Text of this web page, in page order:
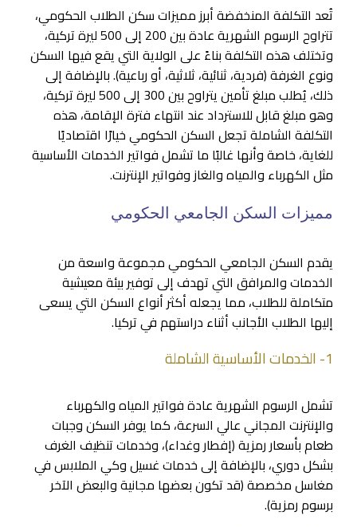
تُعد التكلفة المنخفضة أبرز مميزات سكن الطلاب الحكومي،
تتراوح الرسوم الشهرية عادة بين 200 إلى 500 ليرة تركية،
وتختلف هذه التكلفة بناءً على الولاية التي يقع فيها السكن
ونوع الغرفة (فردية، ثنائية، ثلاثية، أو رباعية). بالإضافة إلى
ذلك، يُطلب مبلغ تأمين يتراوح بين 300 إلى 500 ليرة تركية،
وهو مبلغ قابل للاسترداد عند انتهاء فترة الإقامة، هذه
التكلفة الشاملة تجعل السكن الحكومي خيارًا اقتصاديًا
للغاية، خاصة وأنها غالبًا ما تشمل فواتير الخدمات الأساسية
مثل الكهرباء والمياه والغاز وفواتير الإنترنت.
مميزات السكن الجامعي الحكومي
يقدم السكن الجامعي الحكومي مجموعة واسعة من
الخدمات والمرافق التي تهدف إلى توفير بيئة معيشية
متكاملة للطلاب، مما يجعله أكثر أنواع السكن التي يسعى
إليها الطلاب الأجانب أثناء دراستهم في تركيا.
1- الخدمات الأساسية الشاملة
تشمل الرسوم الشهرية عادة فواتير المياه والكهرباء
والإنترنت المجاني عالي السرعة، كما يوفر السكن وجبات
طعام بأسعار رمزية (إفطار وغداء)، وخدمات تنظيف الغرف
بشكل دوري، بالإضافة إلى خدمات غسيل وكي الملابس في
مغاسل مخصصة (قد تكون بعضها مجانية والبعض الآخر
برسوم رمزية).